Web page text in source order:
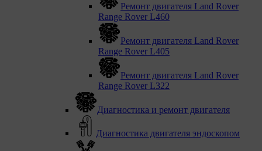
Ремонт двигателя Land Rover
Range Rover L460
Ремонт двигателя Land Rover
Range Rover L405
Ремонт двигателя Land Rover
Range Rover L322
Диагностика и ремонт двигателя
Диагностика двигателя эндоскопом